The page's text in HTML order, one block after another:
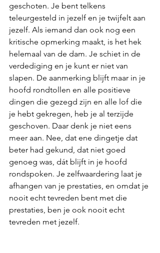
geschoten. Je bent telkens
teleurgesteld in jezelf en je twijfelt aan
jezelf. Als iemand dan ook nog een
kritische opmerking maakt, is het hek
helemaal van de dam. Je schiet in de
verdediging en je kunt er niet van
slapen. De aanmerking blijft maar in je
hoofd rondtollen en alle positieve
dingen die gezegd zijn en alle lof die
je hebt gekregen, heb je al terzijde
geschoven. Daar denk je niet eens
meer aan. Nee, dat ene dingetje dat
beter had gekund, dat niet goed
genoeg was, dát blijft in je hoofd
rondspoken. Je zelfwaardering laat je
afhangen van je prestaties, en omdat je
nooit echt tevreden bent met die
prestaties, ben je ook nooit echt
tevreden met jezelf.